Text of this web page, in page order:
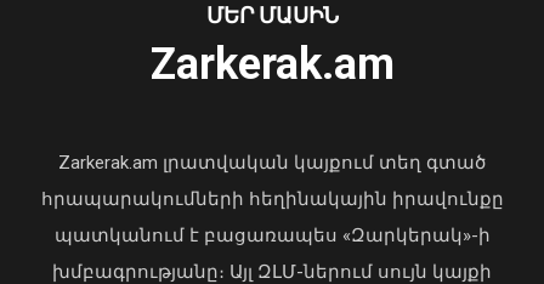
«Պարտվեցինք դաժան հիվանդության
04 Օգոստոս, 2026 19:12
ՄԵՐ ՄԱՍԻՆ
Zarkerak.am
Zarkerak.am լրատվական կայքում տեղ գտած
հրապարակումների հեղինակային իրավունքը
պատկանում է բացառապես «Զարկերակ»-ի
խմբագրությանը։ Այլ ԶԼՄ-ներում սույն կայքի